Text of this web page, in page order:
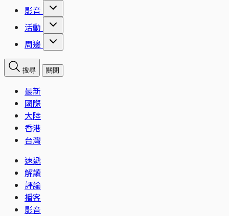
影音
活動
周邊
搜尋 關閉
最新
國際
大陸
香港
台灣
速遞
解讀
評論
播客
影音